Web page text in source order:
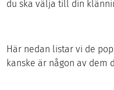
du ska välja till din
Här nedan listar vi de
kanske är någon av dem